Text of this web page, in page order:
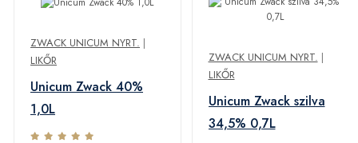
ZWACK UNICUM NYRT. |
LIKŐR
Unicum Zwack 40%
1,0L
ZWACK UNICUM NYRT. |
LIKŐR
Unicum Zwack szilva
34,5% 0,7L